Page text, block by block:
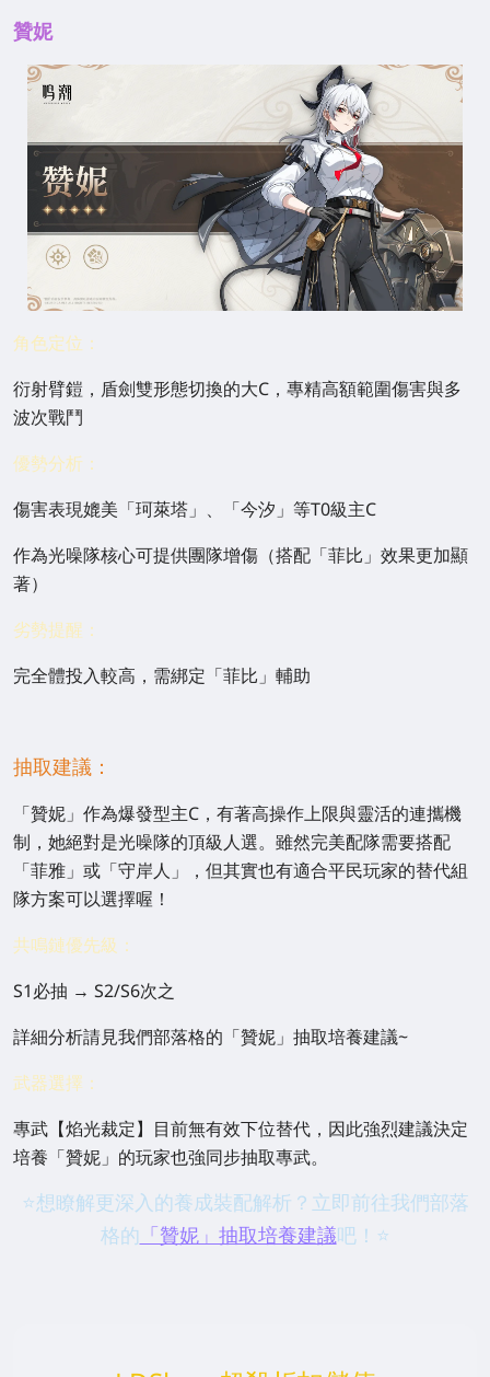
贊妮
角色定位：
衍射臂鎧，盾劍雙形態切換的大C，專精高額範圍傷害與多
波次戰鬥
優勢分析：
傷害表現媲美「珂萊塔」、「今汐」等T0級主C
作為光噪隊核心可提供團隊增傷（搭配「菲比」效果更加顯
著）
劣勢提醒：
完全體投入較高，需綁定「菲比」輔助
抽取建議：
「贊妮」作為爆發型主C，有著高操作上限與靈活的連攜機
制，她絕對是光噪隊的頂級人選。雖然完美配隊需要搭配
「菲雅」或「守岸人」，但其實也有適合平民玩家的替代組
隊方案可以選擇喔！
共鳴鏈優先級：
S1必抽 → S2/S6次之
詳細分析請見我們部落格的「贊妮」抽取培養建議~
武器選擇：
專武【焰光裁定】目前無有效下位替代，因此強烈建議決定
培養「贊妮」的玩家也強同步抽取專武。
⭐想瞭解更深入的養成裝配解析？立即前往我們部落
格的 「贊妮」抽取培養建議吧！⭐